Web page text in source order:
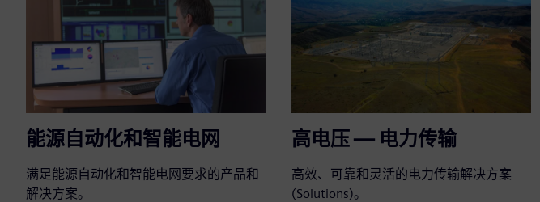
能源自动化和智能电网
满足能源自动化和智能电网要求的产品和
解决方案。
高电压 — 电力传输
高效、可靠和灵活的电力传输解决方案
(Solutions)。